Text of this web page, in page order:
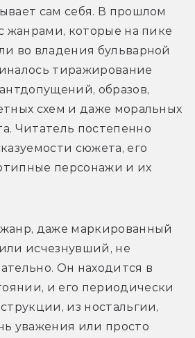
сам себя. В прошлом
жанрами, которые на пике
во владения бульварной
тиражирование
образов,
схем и даже моральных
Читатель постепенно
сюжета, его
персонажи и их
даже маркированный
исчезнувший, не
Он находится в
и его периодически
из ностальгии,
уважения или просто